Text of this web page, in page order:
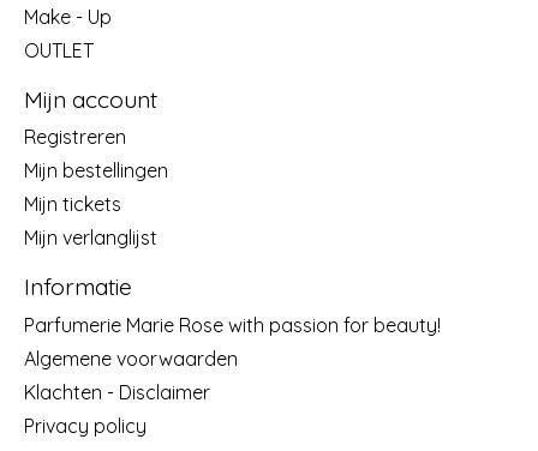
Make - Up
OUTLET
Mijn account
Registreren
Mijn bestellingen
Mijn tickets
Mijn verlanglijst
Informatie
Parfumerie Marie Rose with passion for beauty!
Algemene voorwaarden
Klachten - Disclaimer
Privacy policy